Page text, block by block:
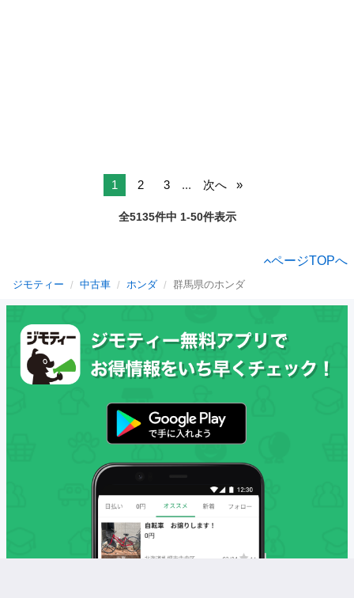
1 2 3 ... 次へ
全5135件中 1-50件表示
ページTOPへ
ジモティー 中古車 ホンダ 群馬県のホンダ